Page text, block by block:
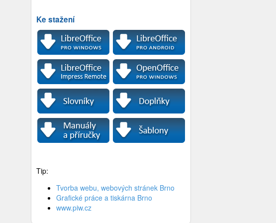
Ke stažení
Tip:
Tvorba webu, webových stránek Brno
Grafické práce a tiskárna Brno
www.piw.cz